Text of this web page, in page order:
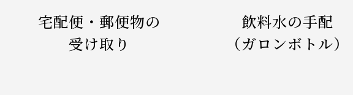
宅配便・郵便物の
受け取り
飲料水の手配
（ガロンボトル）